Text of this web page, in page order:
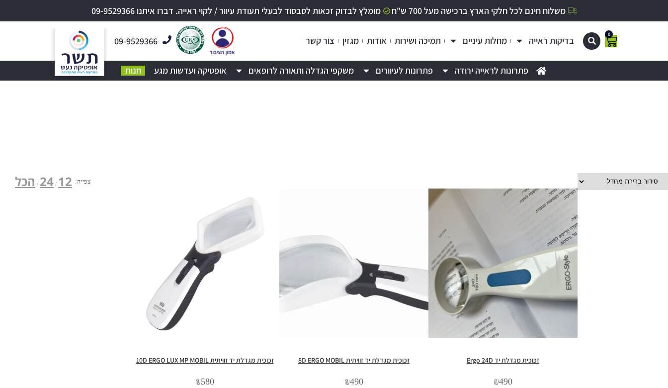
משלוח חינם לכל חלקי הארץ ברכישה מעל 700 ש"ח מומלץ לבדוק זכאות לסבסוד לבעלי תעודת עיוור / לקוי ראייה. דברו איתנו 09-9529366
0
בדיקות ראייה מחלות עיניים תמיכה ושירות אודות מגזין צור קשר 09-9529366
פתרונות לראייה ירודה פתרונות לעיוורים משקפי הגדלה ותאורה לרופאים אופטיקה ועדשות מגע חנות
צפייה: 12
24 הכל
זכוכית מגדלת יד Ergo 24D
₪490
זכוכית מגדלת יד זוויתית 8D ERGO MOBIL
₪490
זכוכית מגדלת יד זוויתית 10D ERGO LUX MP MOBIL
₪580